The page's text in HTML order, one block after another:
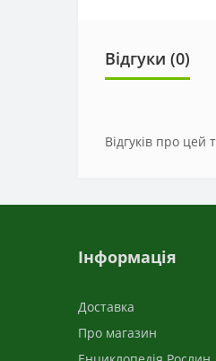
Відгуки (0)
Відгуків про
Інформація
Доставка
Про магазин